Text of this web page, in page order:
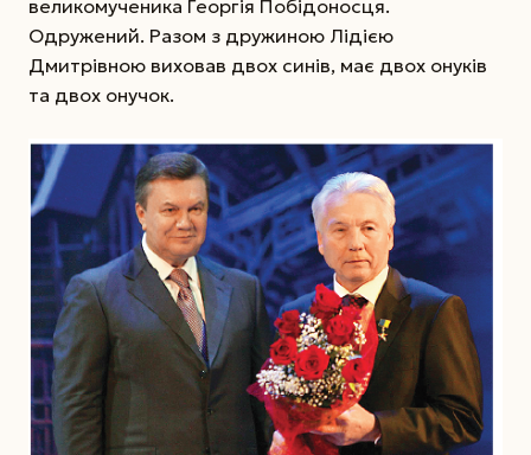
великомученика Георгія Побідоносця.
Одружений. Разом з дружиною Лідією
Дмитрівною виховав двох синів, має двох онуків
та двох онучок.